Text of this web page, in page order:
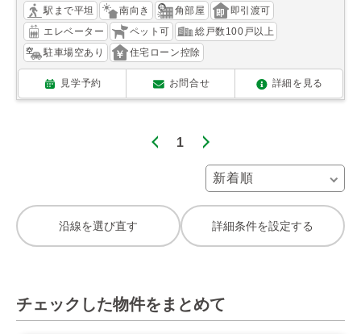
駅まで平坦 南向き 角部屋
即引渡可
エレベーター
ペット可
総戸数100戸以上
駐車場空あり
住宅ローン控除
見学予約 お問合せ 詳細を見る
1
沿線を選び直す 詳細条件を設定する
チェックした物件をまとめて